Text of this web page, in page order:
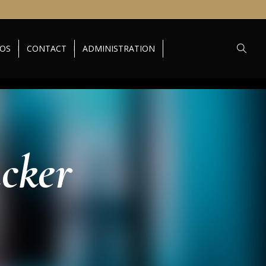
CONTACT ADMINISTRATION